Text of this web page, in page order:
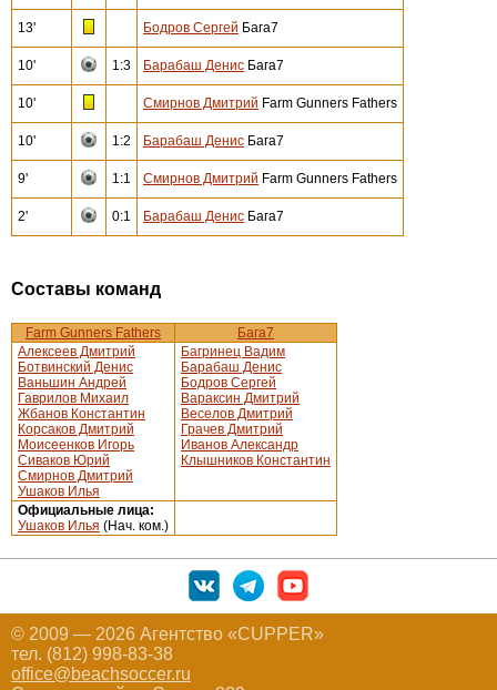
13' Бодров Сергей Бага7
10' 1:3 Барабаш Денис Бага7
10' Смирнов Дмитрий Farm Gunners Fathers
10' 1:2 Барабаш Денис Бага7
9' 1:1 Смирнов Дмитрий Farm Gunners Fathers
2' 0:1 Барабаш Денис Бага7
Составы команд
Farm Gunners Fathers
Бага7
Алексеев Дмитрий
Ботвинский Денис
Ваньшин Андрей
Гаврилов Михаил
Жбанов Константин
Корсаков Дмитрий
Моисеенков Игорь
Сиваков Юрий
Смирнов Дмитрий
Ушаков Илья
Багринец Вадим
Барабаш Денис
Бодров Сергей
Вараксин Дмитрий
Веселов Дмитрий
Грачев Дмитрий
Иванов Александр
Клышников Константин
Официальные лица:
Ушаков Илья (Нач. ком.)
© 2009 — 2026 Агентство «CUPPER»
тел. (812) 998-83-38
office@beachsoccer.ru